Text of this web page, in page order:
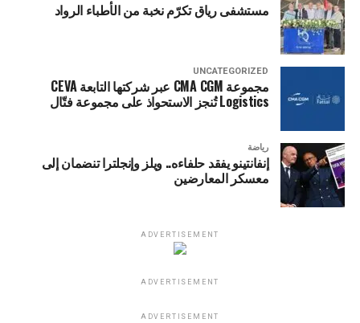
مستشفى رياق تكرّم نخبة من الأطباء الرواد
UNCATEGORIZED
مجموعة CMA CGM عبر شركتها التابعة CEVA
Logistics تُنجز الاستحواذ على مجموعة فتّال
رياضة
إنفانتينو يفقد حلفاءه.. ويلز وإنجلترا تنضمان إلى
معسكر المعارضين
ADVERTISEMENT
ADVERTISEMENT
ADVERTISEMENT